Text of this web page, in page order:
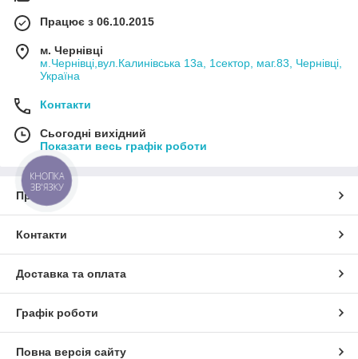
Працює з 06.10.2015
м. Чернівці
м.Чернівці,вул.Калинівська 13а, 1сектор, маг.83, Чернівці,
Україна
Контакти
Сьогодні вихідний
Показати весь графік роботи
Про нас
Контакти
Доставка та оплата
Графік роботи
Повна версія сайту
КНОПКА
ЗВ'ЯЗКУ